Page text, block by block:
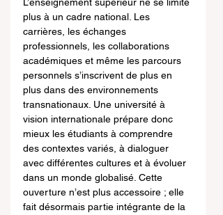
plus à un cadre national. Les
carrières, les échanges
professionnels, les collaborations
académiques et même les parcours
personnels s’inscrivent de plus en
plus dans des environnements
transnationaux. Une université à
vision internationale prépare donc
mieux les étudiants à comprendre
des contextes variés, à dialoguer
avec différentes cultures et à évoluer
dans un monde globalisé. Cette
ouverture n’est plus accessoire ; elle
fait désormais partie intégrante de la